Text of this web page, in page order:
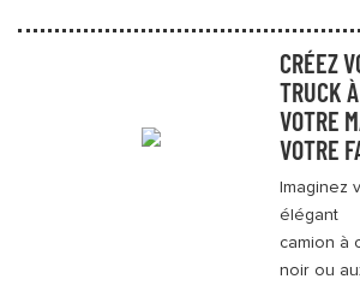
CRÉEZ
TRUCK
VOTRE
VOTRE
Imaginez
élégant
camion à
noir ou